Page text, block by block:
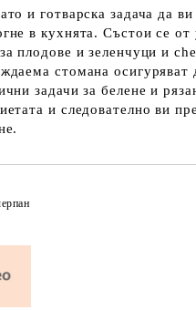
и готварска задача да
в кухнята. Състои се
плодове и зеленчуци и
стомана осигуряват
задачи за белене и
и следователно ви